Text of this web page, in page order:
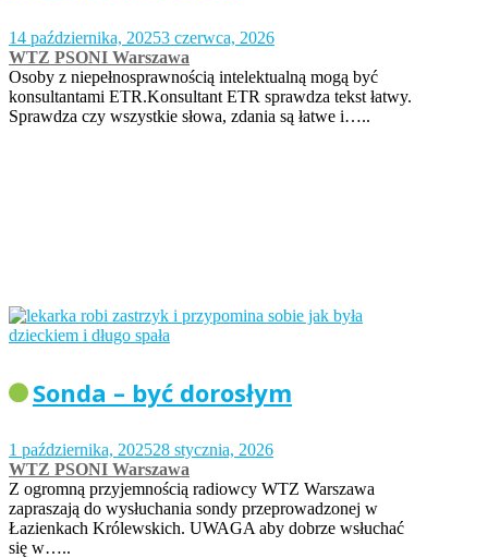
14 października, 20253 czerwca, 2026
WTZ PSONI Warszawa
Osoby z niepełnosprawnością intelektualną mogą być
konsultantami ETR.Konsultant ETR sprawdza tekst łatwy.
Sprawdza czy wszystkie słowa, zdania są łatwe i…..
Sonda – być dorosłym
1 października, 202528 stycznia, 2026
WTZ PSONI Warszawa
Z ogromną przyjemnością radiowcy WTZ Warszawa
zapraszają do wysłuchania sondy przeprowadzonej w
Łazienkach Królewskich. UWAGA aby dobrze wsłuchać
się w…..